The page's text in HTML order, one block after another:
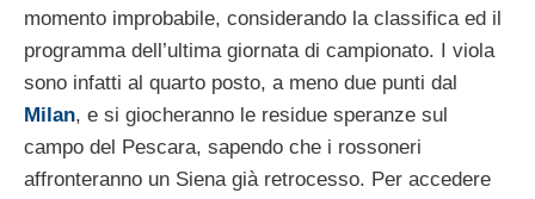
momento improbabile, considerando la classifica ed il
programma dell’ultima giornata di campionato. I viola
sono infatti al quarto posto, a meno due punti dal
Milan, e si giocheranno le residue speranze sul
campo del Pescara, sapendo che i rossoneri
affronteranno un Siena già retrocesso. Per accedere